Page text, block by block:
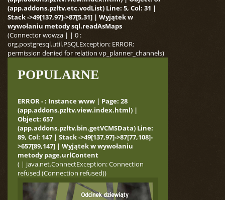
(app.addons.pzltv.etc.vodList) Line: 5, Col: 31 |
Stack ->49[137,97]->87[5,31] | Wyjątek w
wywołaniu metody sql.readAsMaps
(Connector wowza | | 0 :
org.postgresql.util.PSQLException: ERROR:
permission denied for relation vp_planner_channels)
POPULARNE
ERROR - : Instance www | Page: 28
(app.addons.pzltv.view.index.html) |
Object: 657
(app.addons.pzltv.bin.getVCMSData) Line:
89, Col: 147 | Stack ->49[137,97]->87[77,108]-
>657[89,147] | Wyjątek w wywołaniu
metody page.urlContent
( | java.net.ConnectException: Connection
refused (Connection refused))